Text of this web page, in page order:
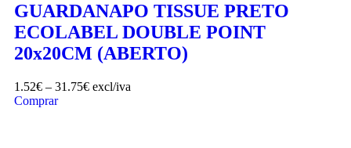
GUARDANAPO TISSUE PRETO
ECOLABEL DOUBLE POINT
20x20CM (ABERTO)
1.52€ – 31.75€ excl/iva
Comprar